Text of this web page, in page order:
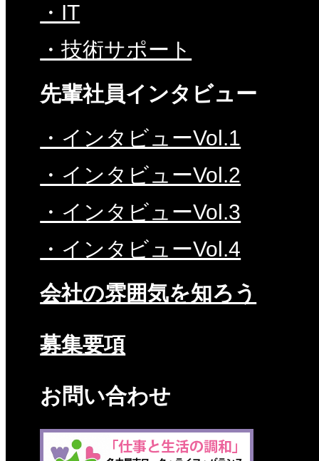
・IT
・技術サポート
先輩社員インタビュー
・インタビューVol.1
・インタビューVol.2
・インタビューVol.3
・インタビューVol.4
会社の雰囲気を知ろう
募集要項
お問い合わせ